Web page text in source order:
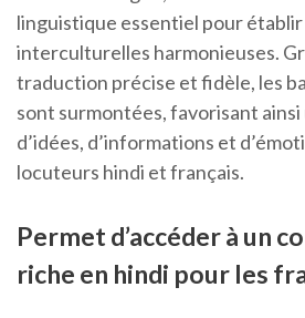
linguistique essentiel pour
interculturelles harmonieuses.
traduction précise et fidèle, les
sont surmontées, favorisant
d’idées, d’informations et
locuteurs hindi et français.
Permet d’accéder à un
riche en hindi pour les